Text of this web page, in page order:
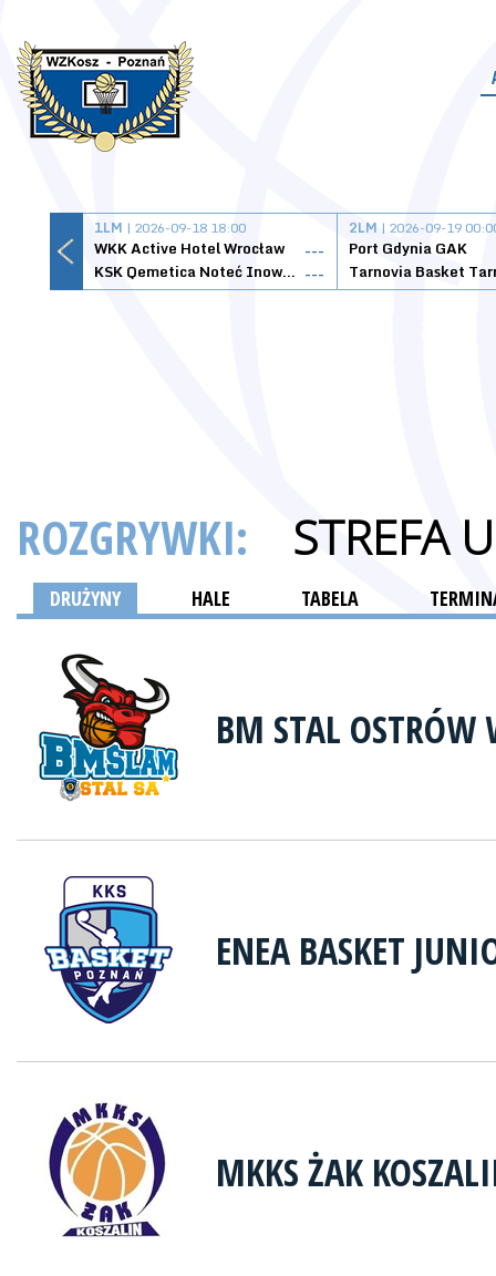
1LM | 2026-09-18 18:00
WKK Active Hotel Wrocław
---
KSK Qemetica Noteć Inowrocław ---
2LM | 2026-09-19
Port Gdynia GAK
ROZGRYWKI: STREFA
DRUŻYNY HALE TABELA
BM STAL OSTRÓW
ENEA BASKET
MKKS ŻAK